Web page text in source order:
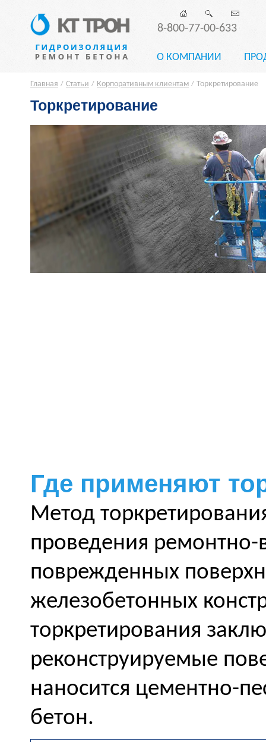
8-800-77-00-633
О КОМПАНИИ
Главная / Статьи / Корпоративным клиентам / Торкретирование
Торкретирование
Где применяют
Метод
проведения ремонтно-
поврежденных
железобетонных
торкретирования
реконструируемые
наносится цементно-
бетон.